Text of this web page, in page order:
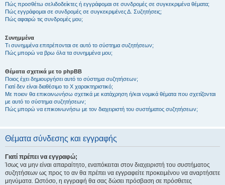
Πώς προσθέτω σελιδοδείκτες ή εγγράφομαι σε συνδρομές σε συγκεκριμένα θέματα;
Πώς εγγράφομαι σε συνδρομές σε συγκεκριμένες Δ. Συζητήσεις;
Πώς αφαιρώ τις συνδρομές μου;
Συνημμένα
Τι συνημμένα επιτρέπονται σε αυτό το σύστημα συζητήσεων;
Πώς μπορώ να βρω όλα τα συνημμένα μου;
Θέματα σχετικά με το phpBB
Ποιος έχει δημιουργήσει αυτό το σύστημα συζητήσεων;
Γιατί δεν είναι διαθέσιμο το Χ χαρακτηριστικό;
Με ποιον θα επικοινωνήσω σχετικά με κατάχρηση ή/και νομικά θέματα που σχετίζονται
με αυτό το σύστημα συζητήσεων;
Πώς μπορώ να επικοινωνήσω με τον διαχειριστή του συστήματος συζητήσεων;
Θέματα σύνδεσης και εγγραφής
Γιατί πρέπει να εγγραφώ;
Ίσως να μην είναι απαραίτητο, εναπόκειται στον διαχειριστή του συστήματος
συζητήσεων ως προς το αν θα πρέπει να εγγραφείτε προκειμένου να αναρτήσετε
μηνύματα. Ωστόσο, η εγγραφή θα σας δώσει πρόσβαση σε πρόσθετες